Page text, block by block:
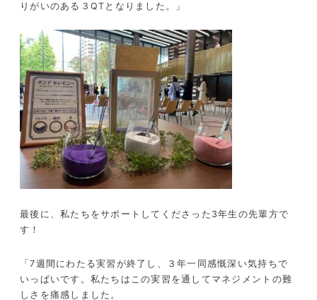
りがいのある３QTとなりました。」
最後に、私たちをサポートしてくださった3年生の先輩方で
す！
「7週間にわたる実習が終了し、３年一同感慨深い気持ちで
いっぱいです。私たちはこの実習を通してマネジメントの難
しさを痛感しました。